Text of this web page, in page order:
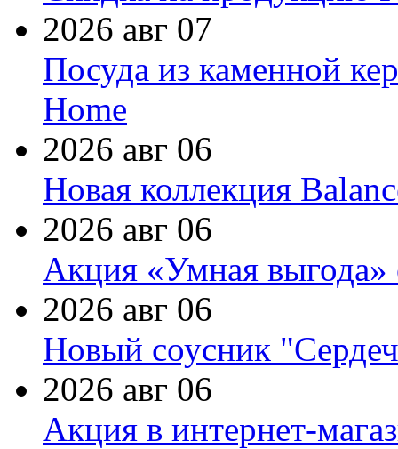
2026 авг 07
Посуда из каменной
Home
2026 авг 06
Новая коллекция
2026 авг 06
Акция «Умная выгода»
2026 авг 06
Новый соусник
2026 авг 06
Акция в интернет-